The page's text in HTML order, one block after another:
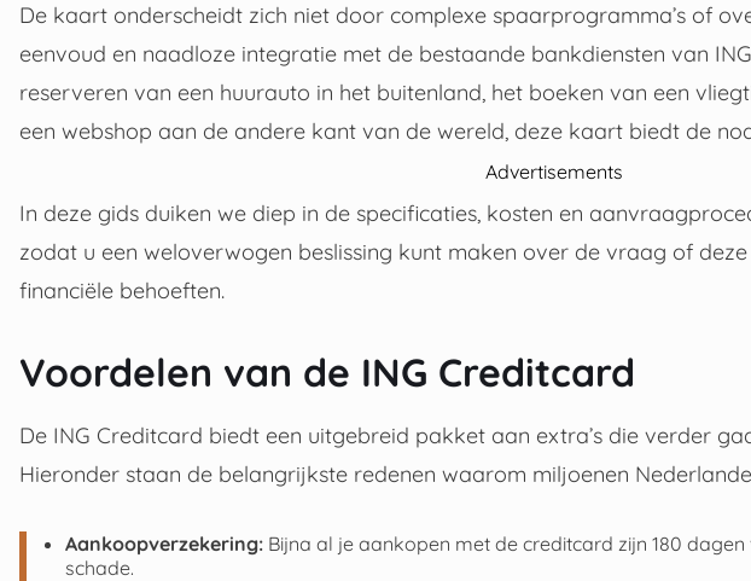
De kaart onderscheidt zich niet door complexe spaarprogramma’s of
eenvoud en naadloze integratie met de bestaande bankdiensten van
reserveren van een huurauto in het buitenland, het boeken van een
een webshop aan de andere kant van de wereld, deze kaart biedt de
Advertisements
In deze gids duiken we diep in de specificaties, kosten en
zodat u een weloverwogen beslissing kunt maken over de vraag of
financiële behoeften.
Voordelen van de ING Creditcard
De ING Creditcard biedt een uitgebreid pakket aan extra’s die verder
Hieronder staan de belangrijkste redenen waarom miljoenen
Aankoopverzekering: Bijna al je aankopen met de creditcard zijn 180
schade.